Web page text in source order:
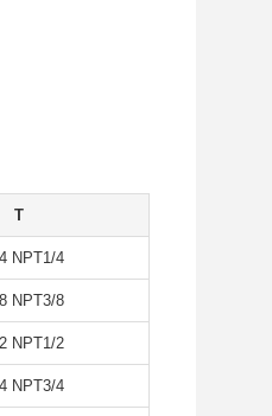
T
NPT1/4
NPT3/8
NPT1/2
NPT3/4